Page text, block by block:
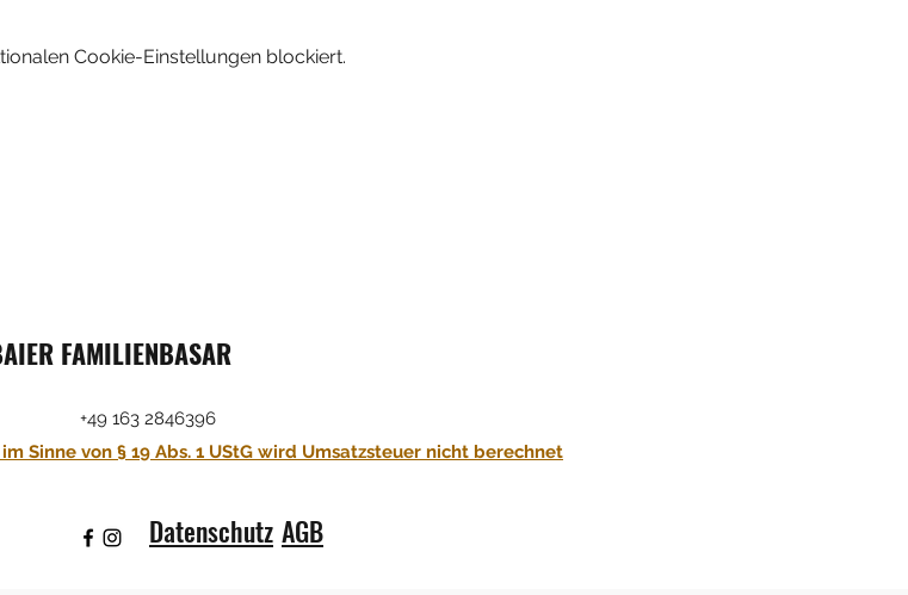
Cookie-Einstellungen blockiert.
FAMILIENBASAR
+49 163 2846396
Sinne von § 19 Abs. 1 UStG wird Umsatzsteuer nicht berechnet
Datenschutz AGB